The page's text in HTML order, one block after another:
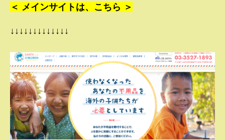
＜ メインサイトは、こちら ＞
↓↓↓↓↓↓↓↓↓↓↓↓↓